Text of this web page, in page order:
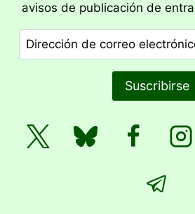
avisos de publicación de
Dirección
de
Suscribirse